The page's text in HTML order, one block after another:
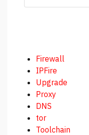
Firewall
IPFire
Upgrade
Proxy
DNS
tor
Toolchain